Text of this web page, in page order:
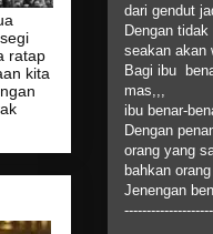
dari gendut
Dengan
seakan akan
Bagi ibu
mas,,,
ibu benar-
Dengan
orang yang
bahkan
Jenengan
ratap
kita